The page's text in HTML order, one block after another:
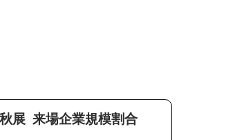
展 来場企業規模割合